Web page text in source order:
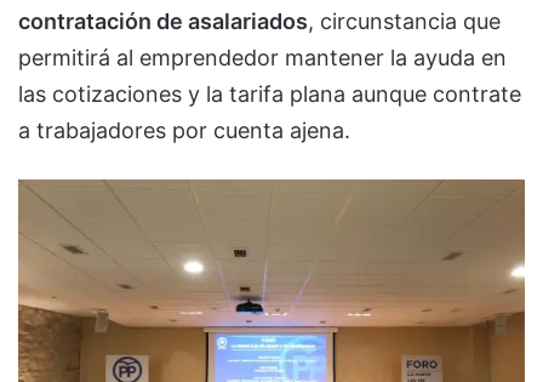
contratación de asalariados, circunstancia que
permitirá al emprendedor mantener la ayuda en
las cotizaciones y la tarifa plana aunque contrate
a trabajadores por cuenta ajena.